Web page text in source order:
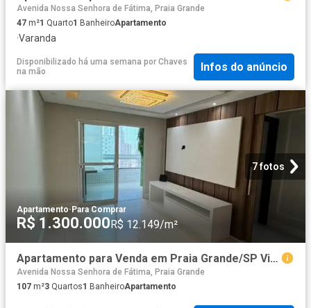
Avenida Nossa Senhora de Fátima, Praia Grande
47 m²1 Quarto1 BanheiroApartamento
·Varanda
Disponibilizado há uma semana por Chaves
na mão
Infos do anúncio
7 fotos
Apartamento· Para Comprar
R$ 1.300.000R$ 12.149/m²
Apartamento para Venda em Praia Grande/SP Vila Caiçara 3 Quartos
Avenida Nossa Senhora de Fátima, Praia Grande
107 m²3 Quartos1 BanheiroApartamento